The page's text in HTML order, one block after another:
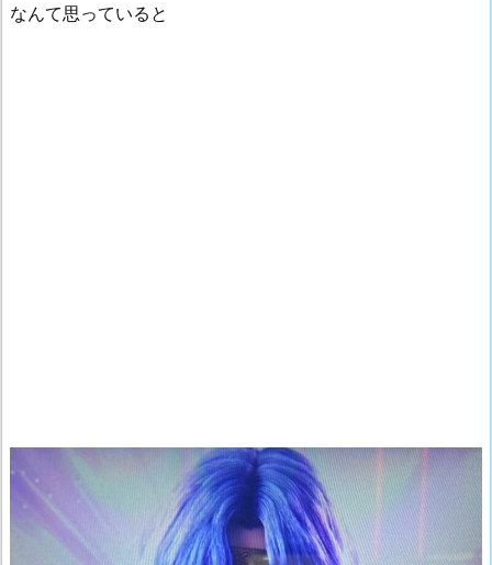
なんて思っていると